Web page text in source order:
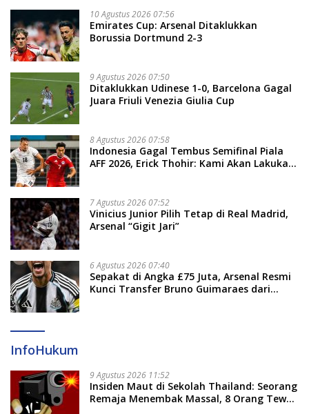
10 Agustus 2026 07:56
Emirates Cup: Arsenal Ditaklukkan
Borussia Dortmund 2-3
9 Agustus 2026 07:50
Ditaklukkan Udinese 1-0, Barcelona Gagal
Juara Friuli Venezia Giulia Cup
8 Agustus 2026 07:58
Indonesia Gagal Tembus Semifinal Piala
AFF 2026, Erick Thohir: Kami Akan Lakukan
7 Agustus 2026 07:52
Vinicius Junior Pilih Tetap di Real Madrid,
Arsenal “Gigit Jari”
6 Agustus 2026 07:40
Sepakat di Angka £75 Juta, Arsenal Resmi
Kunci Transfer Bruno Guimaraes dari
InfoHukum
9 Agustus 2026 11:52
Insiden Maut di Sekolah Thailand: Seorang
Remaja Menembak Massal, 8 Orang Tewas